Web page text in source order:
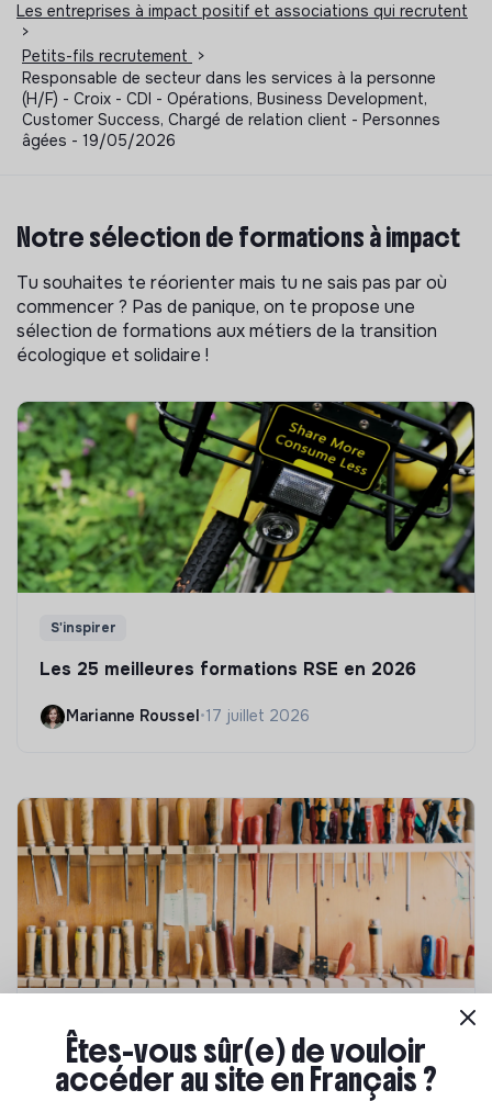
Les entreprises à impact positif et associations qui recrutent
>
Petits-fils recrutement
>
Responsable de secteur dans les services à la personne
(H/F) - Croix - CDI - Opérations, Business Development,
Customer Success, Chargé de relation client - Personnes
âgées - 19/05/2026
Notre sélection de formations à impact
Tu souhaites te réorienter mais tu ne sais pas par où
commencer ? Pas de panique, on te propose une
sélection de formations aux métiers de la transition
écologique et solidaire !
S'inspirer
Les 25 meilleures formations RSE en 2026
Marianne Roussel •17 juillet 2026
Comment se former à la transition écologique
Êtes-vous sûr(e) de vouloir
accéder au site en Français ?